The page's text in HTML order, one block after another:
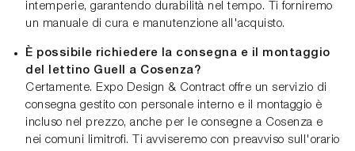
intemperie, garantendo durabilità nel tempo. Ti forniremo
un manuale di cura e manutenzione all'acquisto.
È possibile richiedere la consegna e il montaggio
del lettino Guell a Cosenza?
Certamente. Expo Design & Contract offre un servizio di
consegna gestito con personale interno e il montaggio è
incluso nel prezzo, anche per le consegne a Cosenza e
nei comuni limitrofi. Ti avviseremo con preavviso sull'orario